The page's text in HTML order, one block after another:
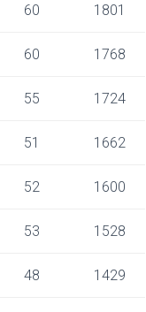
60 1801
60 1768
55 1724
51 1662
52 1600
53 1528
48 1429